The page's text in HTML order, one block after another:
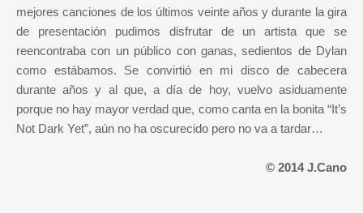
mejores canciones de los últimos veinte años y durante la gira
de presentación pudimos disfrutar de un artista que se
reencontraba con un público con ganas, sedientos de Dylan
como estábamos. Se convirtió en mi disco de cabecera
durante años y al que, a día de hoy, vuelvo asiduamente
porque no hay mayor verdad que, como canta en la bonita “It’s
Not Dark Yet”, aún no ha oscurecido pero no va a tardar…
© 2014 J.Cano